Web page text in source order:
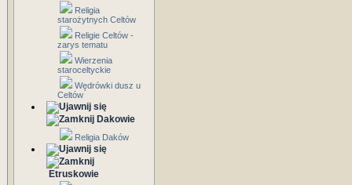
Religia
starożytnych Celtów
Religie Celtów -
zarys tematu
Wierzenia
staroceltyckie
Wędrówki dusz u
Celtów
Dakowie
Religia Daków
Etruskowie